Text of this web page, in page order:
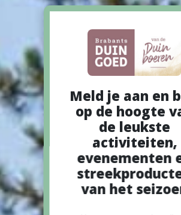
Meld je aan en
op de hoogte
de leukste
activiteiten,
evenementen
van het